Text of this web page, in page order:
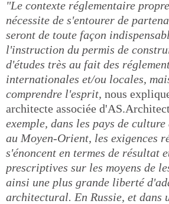
"Le contexte réglementaire
nécessite de s'entourer de
seront de toute façon
l'instruction du permis de
d'études très au fait des
internationales et/ou locales,
comprendre l'esprit, nous
architecte associée
exemple, dans les pays de
au Moyen-Orient, les exigences
s'énoncent en termes de résultat
prescriptives sur les moyens de
ainsi une plus grande liberté
architectural. En Russie, et dans